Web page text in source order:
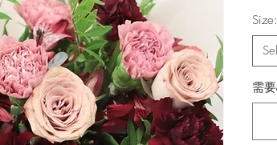
Size:
需